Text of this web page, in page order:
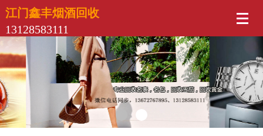
江门鑫丰烟酒回收
13128583111